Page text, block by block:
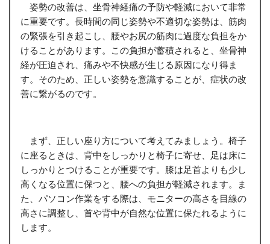
姿勢の改善は、坐骨神経痛の予防や軽減において非常
に重要です。長時間の同じ姿勢や不適切な姿勢は、筋肉
の緊張を引き起こし、腰やお尻の筋肉に過度な負担をか
けることがあります。この負担が蓄積されると、坐骨神
経が圧迫され、痛みや不快感が生じる原因になり得ま
す。そのため、正しい姿勢を意識することが、症状の改
善に繋がるのです。
まず、正しい座り方について考えてみましょう。椅子
に座るときは、背中をしっかりと椅子に寄せ、足は床に
しっかりとつけることが重要です。膝は足首よりも少し
高くなる位置に保つと、腰への負担が軽減されます。ま
た、パソコン作業をする際は、モニターの高さを目線の
高さに調整し、首や背中が自然な位置に保たれるように
します。